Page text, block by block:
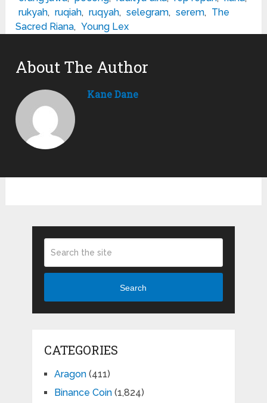
rukyah, ruqiah, ruqyah, selegram, serem, The
Sacred Riana, Young Lex
About The Author
Kane Dane
Search
CATEGORIES
Aragon(411)
Binance Coin(1,824)